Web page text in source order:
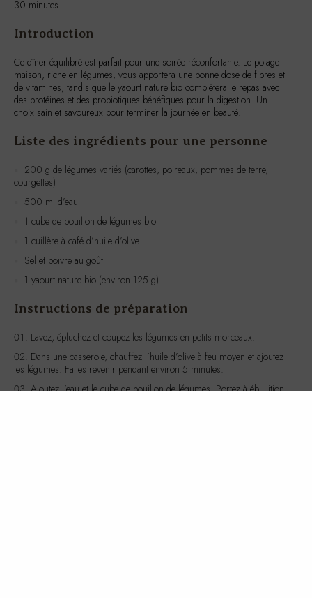
Ce dîner équilibré est parfait pour une soirée réconfortante. Le potage
maison, riche en légumes, vous apportera une bonne dose de fibres et
de vitamines, tandis que le yaourt nature bio complétera le repas avec
des protéines et des probiotiques bénéfiques pour la digestion. Un
choix sain et savoureux pour terminer la journée en beauté.
Liste des ingrédients pour une personne
200 g de légumes variés (carottes, poireaux, pommes de terre,
courgettes)
500 ml d’eau
1 cube de bouillon de légumes bio
1 cuillère à café d’huile d’olive
Sel et poivre au goût
1 yaourt nature bio (environ 125 g)
Instructions de préparation
Lavez, épluchez et coupez les légumes en petits morceaux.
les légumes. Faites revenir pendant environ 5 minutes.
Ajoutez l’eau et le cube de bouillon de légumes. Portez à ébullition,
puis réduisez le feu et laissez mijoter pendant 20 minutes, jusqu’à ce
que les légumes soient tendres.